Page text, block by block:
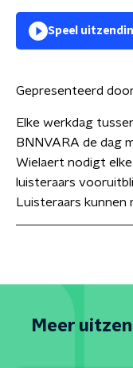
Speel
Gepresenteerd
Elke werkdag
BNNVARA de dag
Wielaert nodigt
luisteraars
Luisteraars kunnen
Meer